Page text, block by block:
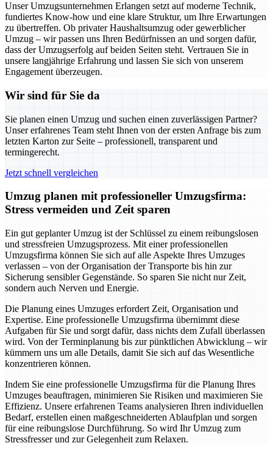
Unser Umzugsunternehmen Erlangen setzt auf moderne Technik,
fundiertes Know-how und eine klare Struktur, um Ihre Erwartungen
zu übertreffen. Ob privater Haushaltsumzug oder gewerblicher
Umzug – wir passen uns Ihren Bedürfnissen an und sorgen dafür,
dass der Umzugserfolg auf beiden Seiten steht. Vertrauen Sie in
unsere langjährige Erfahrung und lassen Sie sich von unserem
Engagement überzeugen.
Wir sind für Sie da
Sie planen einen Umzug und suchen einen zuverlässigen Partner?
Unser erfahrenes Team steht Ihnen von der ersten Anfrage bis zum
letzten Karton zur Seite – professionell, transparent und
termingerecht.
Jetzt schnell vergleichen
Umzug planen mit professioneller Umzugsfirma:
Stress vermeiden und Zeit sparen
Ein gut geplanter Umzug ist der Schlüssel zu einem reibungslosen
und stressfreien Umzugsprozess. Mit einer professionellen
Umzugsfirma können Sie sich auf alle Aspekte Ihres Umzuges
verlassen – von der Organisation der Transporte bis hin zur
Sicherung sensibler Gegenstände. So sparen Sie nicht nur Zeit,
sondern auch Nerven und Energie.
Die Planung eines Umzuges erfordert Zeit, Organisation und
Expertise. Eine professionelle Umzugsfirma übernimmt diese
Aufgaben für Sie und sorgt dafür, dass nichts dem Zufall überlassen
wird. Von der Terminplanung bis zur pünktlichen Abwicklung – wir
kümmern uns um alle Details, damit Sie sich auf das Wesentliche
konzentrieren können.
Indem Sie eine professionelle Umzugsfirma für die Planung Ihres
Umzuges beauftragen, minimieren Sie Risiken und maximieren Sie
Effizienz. Unsere erfahrenen Teams analysieren Ihren individuellen
Bedarf, erstellen einen maßgeschneiderten Ablaufplan und sorgen
für eine reibungslose Durchführung. So wird Ihr Umzug zum
Stressfresser und zur Gelegenheit zum Relaxen.